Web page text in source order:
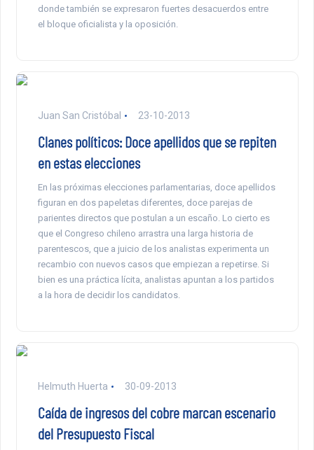
donde también se expresaron fuertes desacuerdos entre
el bloque oficialista y la oposición.
Juan San Cristóbal 23-10-2013
Clanes políticos: Doce apellidos que se repiten
en estas elecciones
En las próximas elecciones parlamentarias, doce apellidos
figuran en dos papeletas diferentes, doce parejas de
parientes directos que postulan a un escaño. Lo cierto es
que el Congreso chileno arrastra una larga historia de
parentescos, que a juicio de los analistas experimenta un
recambio con nuevos casos que empiezan a repetirse. Si
bien es una práctica lícita, analistas apuntan a los partidos
a la hora de decidir los candidatos.
Helmuth Huerta 30-09-2013
Caída de ingresos del cobre marcan escenario
del Presupuesto Fiscal